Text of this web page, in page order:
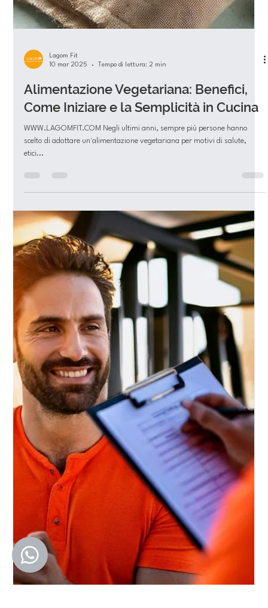
Lagom Fit
10 mar 2025
Tempo di lettura: 2 min
Alimentazione Vegetariana: Benefici,
Come Iniziare e la Semplicità in Cucina
WWW.LAGOMFIT.COM Negli ultimi anni, sempre più persone hanno
scelto di adottare un'alimentazione vegetariana per motivi di salute,
etici...